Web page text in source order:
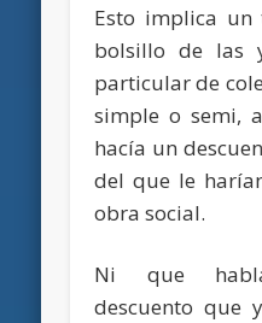
Esto implica un
bolsillo de las
particular de
simple o semi,
hacía un
del que le
obra social.
Ni que
descuento que